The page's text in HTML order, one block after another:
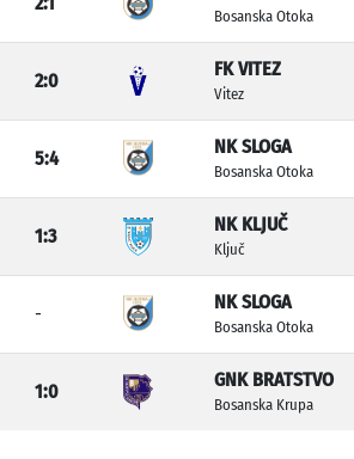
Bosanska Otoka
2:0
FK VITEZ
Vitez
5:4
NK SLOGA
Bosanska Otoka
1:3
NK KLJUČ
Ključ
-
NK SLOGA
Bosanska Otoka
1:0
GNK BRATSTVO
Bosanska Krupa